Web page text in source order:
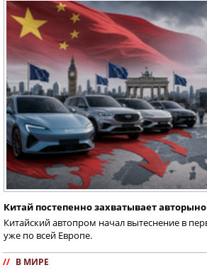
Китай постепенно захватывает
Китайский автопром начал вытеснение в
уже по всей Европе.
// В МИРЕ